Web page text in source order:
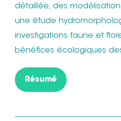
détaillée, des
une étude
investigations faune et
bénéfices écologiques
Résumé